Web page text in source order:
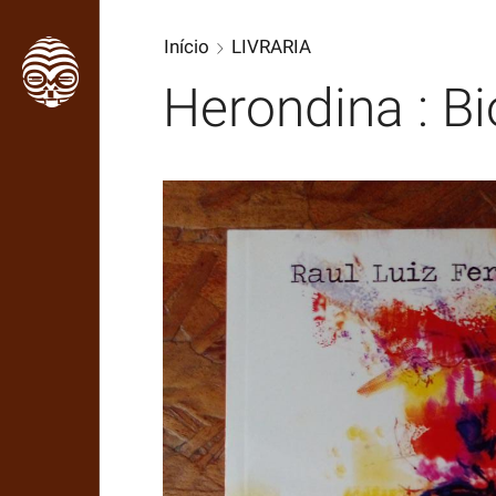
Início LIVRARIA
Herondina :